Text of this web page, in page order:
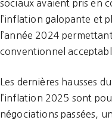
sociaux avaient pris en
l’inflation galopante et
l’année 2024
conventionnel
Les dernières hausses
l’inflation 2025 sont
négociations passées,